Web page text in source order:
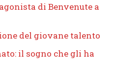
di Benvenute a
del giovane talento
il sogno che gli ha